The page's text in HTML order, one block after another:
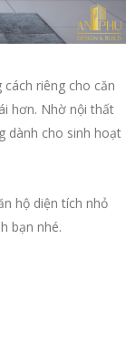
riêng cho căn
hơn. Nhờ nội thất
dành cho sinh hoạt
hộ diện tích nhỏ
bạn nhé.